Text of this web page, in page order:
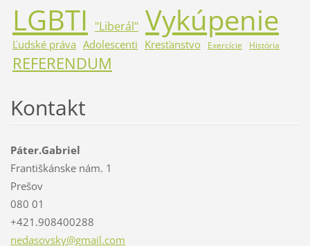
LGBTI "Liberál" Vykúpenie
Ľudské práva Adolescenti Kresťanstvo Exercície História
REFERENDUM
Kontakt
Páter.Gabriel
Františkánske nám. 1
Prešov
080 01
+421.908400288
nedasovsky@gmail.com